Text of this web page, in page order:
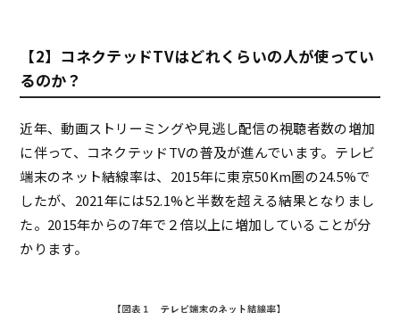
【2】コネクテッドTVはどれくらいの人が使ってい
るのか？
近年、動画ストリーミングや見逃し配信の視聴者数の増加
に伴って、コネクテッドTVの普及が進んでいます。テレビ
端末のネット結線率は、2015年に東京50Km圏の24.5%で
したが、2021年には52.1%と半数を超える結果となりまし
た。2015年からの7年で２倍以上に増加していることが分
かります。